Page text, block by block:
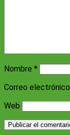
Nombre *
Correo electrónico
Web